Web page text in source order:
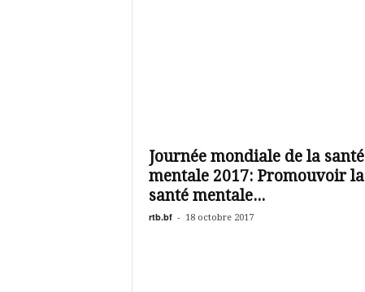
Journée mondiale de la santé
mentale 2017: Promouvoir la
santé mentale...
rtb.bf - 18 octobre 2017